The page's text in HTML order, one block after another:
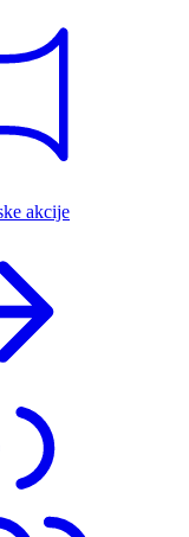
akcije